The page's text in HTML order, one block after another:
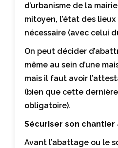
d’urbanisme de la
mitoyen, l’état des
nécessaire (avec celui
On peut décider
même au sein d’une
mais il faut avoir
(bien que cette
obligatoire).
Sécuriser son chantier
Avant l’abattage ou le